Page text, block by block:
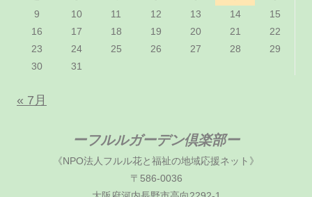
9
10 11 12 13 14
15
16
17 18 19 20 21
22
23
24 25 26 27 28
29
30
31
« 7月
ーフルルガーデン倶楽部ー
《NPO法人フルル花と福祉の地域応援ネット》
〒586-0036